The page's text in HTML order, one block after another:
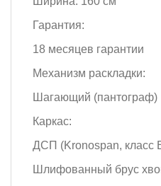
Гарантия:
18 месяцев гарантии
Механизм раскладки:
Шагающий (пантограф)
Каркас:
ДСП (Kronospan, класс
Шлифованный брус